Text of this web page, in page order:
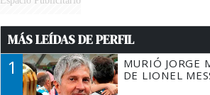
MÁS LEÍDAS DE PERFIL
1
MURIÓ JORGE
DE LIONEL